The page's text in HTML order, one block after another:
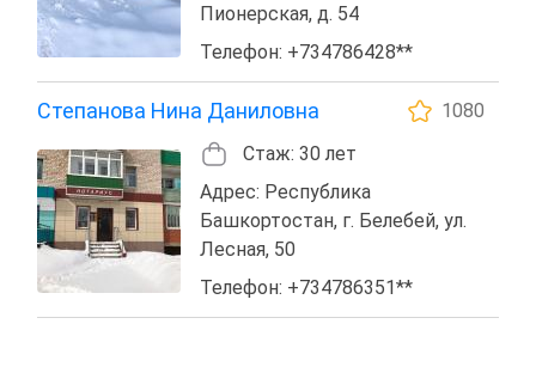
Пионерская, д. 54
Телефон: +734786428**
Степанова Нина Даниловна
1080
Стаж: 30 лет
Адрес: Республика
Башкортостан, г. Белебей, ул.
Лесная, 50
Телефон: +734786351**